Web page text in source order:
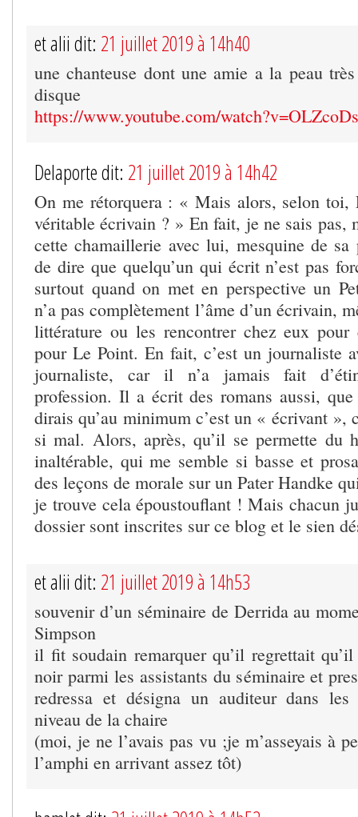
et alii dit: 21 juillet 2019 à 14h40
une chanteuse dont une amie a la peau
disque
https://www.youtube.com/
Delaporte dit: 21 juillet 2019 à 14h42
On me rétorquera : « Mais alors, selon toi,
véritable écrivain ? » En fait, je ne sais pas,
cette chamaillerie avec lui, mesquine de
de dire que quelqu’un qui écrit n’est pas
surtout quand on met en perspective un
n’a pas complètement l’âme d’un écrivain,
littérature ou les rencontrer chez eux pour
pour Le Point. En fait, c’est un journaliste
journaliste, car il n’a jamais fait
profession. Il a écrit des romans aussi,
dirais qu’au minimum c’est un « écrivant »,
si mal. Alors, après, qu’il se permette du
inaltérable, qui me semble si basse et
des leçons de morale sur un Pater Handke
je trouve cela époustouflant ! Mais chacun
dossier sont inscrites sur ce blog et le sien
et alii dit: 21 juillet 2019 à 14h53
souvenir d’un séminaire de Derrida au
Simpson
il fit soudain remarquer qu’il regrettait
noir parmi les assistants du séminaire et
redressa et désigna un auditeur dans
niveau de la chaire
(moi, je ne l’avais pas vu ;je m’asseyais à
l’amphi en arrivant assez tôt)